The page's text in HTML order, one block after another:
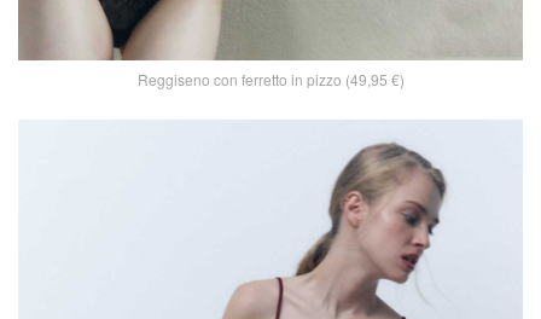
Reggiseno con ferretto in pizzo (49,95 €)